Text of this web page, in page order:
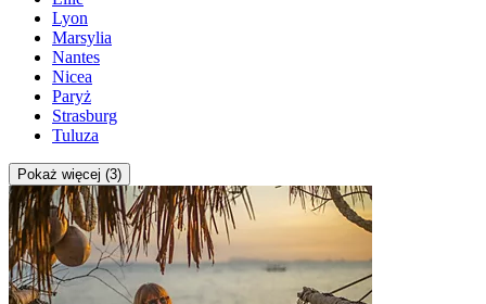
Lyon
Marsylia
Nantes
Nicea
Paryż
Strasburg
Tuluza
Pokaż więcej (3)